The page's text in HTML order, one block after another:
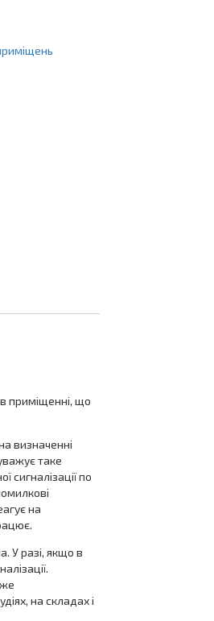
приміщенні, що
визначенні
таке
сигналізації по
на
У разі, якщо в
на складах і